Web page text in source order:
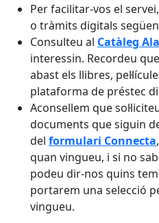
Per facilitar-vos el
o tràmits digitals
Consulteu al Catàleg
interessin. Recordeu
abast els llibres,
plataforma de préstec
Aconsellem que
documents que siguin
del formulari Connecta
quan vingueu, i si no
podeu dir-nos quins
portarem una selecció
vingueu.